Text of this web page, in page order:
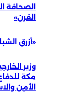
الصحافة
القرن»
«أزرق
وزير
مكة
الأمن